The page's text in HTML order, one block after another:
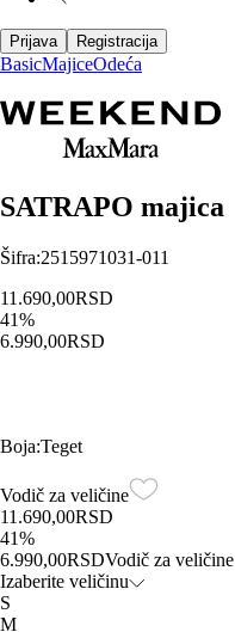
Prijava Registracija
BasicMajiceOdeća
SATRAPO majica
Šifra:2515971031-011
11.690,00RSD
41%
6.990,00RSD
Boja:Teget
Vodič za veličine
11.690,00RSD
41%
6.990,00RSDVodič za veličine
Izaberite veličinu
S
M